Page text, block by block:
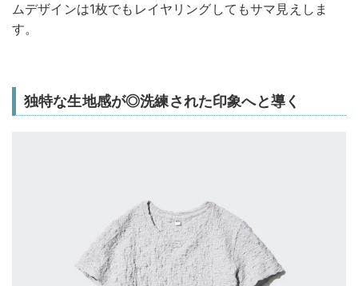
ムデザインは1枚でもレイヤリングしてもサマ見えしま
す。
独特な生地感が◎洗練された印象へと導く